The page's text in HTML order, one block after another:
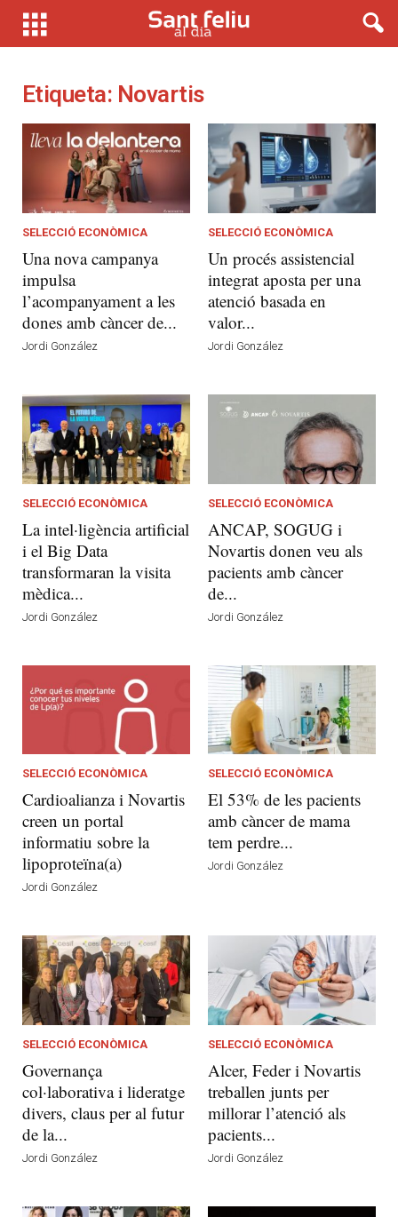
Etiqueta: Novartis
SELECCIÓ ECONÒMICA
Una nova campanya
impulsa
l’acompanyament a les
dones amb càncer de...
Jordi González
SELECCIÓ ECONÒMICA
Un procés assistencial
integrat aposta per una
atenció basada en
valor...
Jordi González
SELECCIÓ ECONÒMICA
La intel·ligència artificial
i el Big Data
transformaran la visita
mèdica...
Jordi González
SELECCIÓ ECONÒMICA
ANCAP, SOGUG i
Novartis donen veu als
pacients amb càncer
de...
Jordi González
SELECCIÓ ECONÒMICA
Cardioalianza i Novartis
creen un portal
informatiu sobre la
lipoproteïna(a)
Jordi González
SELECCIÓ ECONÒMICA
El 53% de les pacients
amb càncer de mama
tem perdre...
Jordi González
SELECCIÓ ECONÒMICA
Governança
col·laborativa i lideratge
divers, claus per al futur
de la...
Jordi González
SELECCIÓ ECONÒMICA
Alcer, Feder i Novartis
treballen junts per
millorar l’atenció als
pacients...
Jordi González